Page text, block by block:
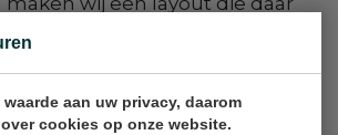
aan uw privacy, daarom
cookies op onze website.
Heb je al een ontwerp? Dan
en afhankelijk van jouw
of printen we digitaal. Uiteraard